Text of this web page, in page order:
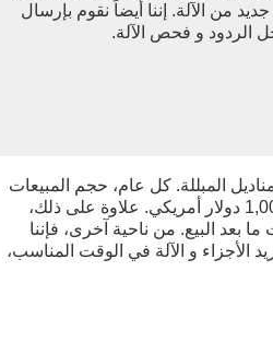
من الآلة. إننا أيضاً نقوم بإرسال
الردود و فحص الآلة.
المبللة. كل عام، حجم المبيعات
يصل إلى على الأقل 1,000,000 دولار أمريكي. علاوة على ذلك،
بعد البيع. من ناحية آخرى، فإننا
الأجزاء و الآلة في الوقت المناسب،